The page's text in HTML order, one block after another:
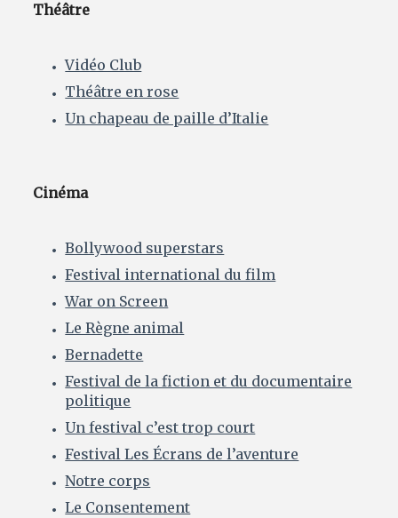
Théâtre
Vidéo Club
Théâtre en rose
Un chapeau de paille d’Italie
Cinéma
Bollywood superstars
Festival international du film
War on Screen
Le Règne animal
Bernadette
Festival de la fiction et du documentaire
politique
Un festival c’est trop court
Festival Les Écrans de l’aventure
Notre corps
Le Consentement